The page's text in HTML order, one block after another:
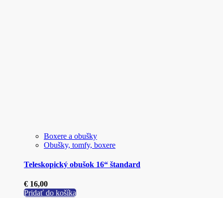
Boxere a obušky
Obušky, tomfy, boxere
Teleskopický obušok 16“ štandard
€ 16,00
Pridať do košíka